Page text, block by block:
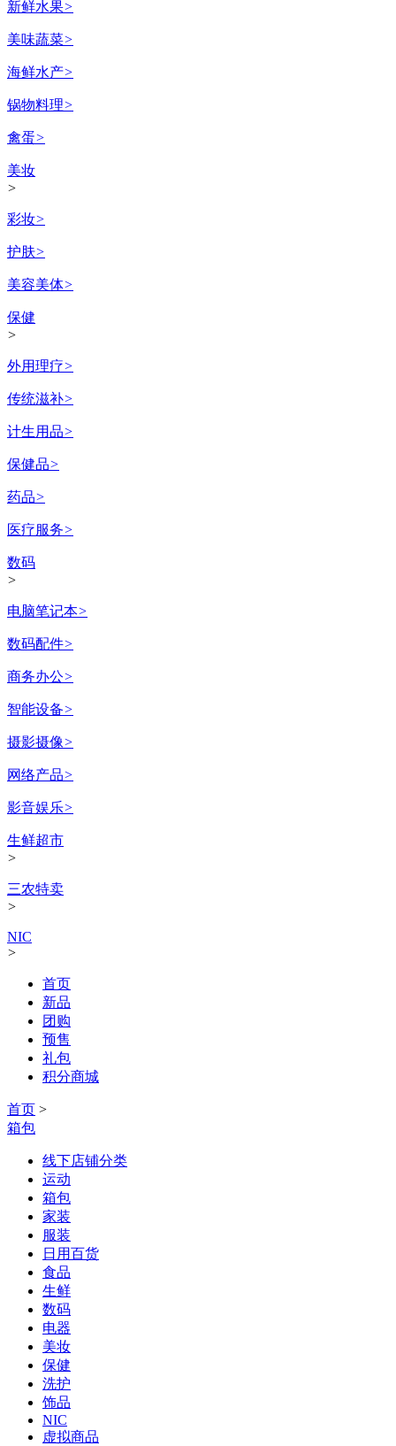
新鲜水果>
美味蔬菜>
海鲜水产>
锅物料理>
禽蛋>
美妆
>
彩妆>
护肤>
美容美体>
保健
>
外用理疗>
传统滋补>
计生用品>
保健品>
药品>
医疗服务>
数码
>
电脑笔记本>
数码配件>
商务办公>
智能设备>
摄影摄像>
网络产品>
影音娱乐>
生鲜超市
>
三农特卖
>
NIC
>
首页
新品
团购
预售
礼包
积分商城
首页 >
箱包
线下店铺分类
运动
箱包
家装
服装
日用百货
食品
生鲜
数码
电器
美妆
保健
洗护
饰品
NIC
虚拟商品